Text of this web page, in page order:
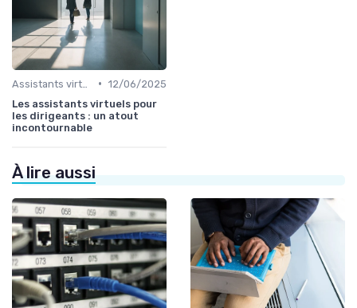
• 12/06/2025
Les assistants virtuels pour
les dirigeants : un atout
incontournable
À lire aussi